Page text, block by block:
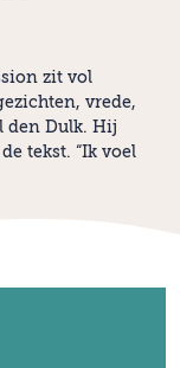
zit vol
vrede,
den Dulk. Hij
tekst. “Ik voel